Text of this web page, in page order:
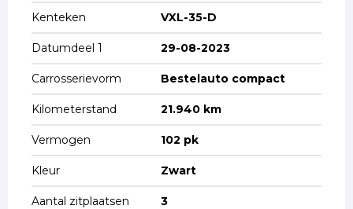
Kenteken VXL-35-D
Datumdeel 1 29-08-2023
Carrosserievorm Bestelauto compact
Kilometerstand 21.940 km
Vermogen 102 pk
Kleur Zwart
Aantal zitplaatsen 3